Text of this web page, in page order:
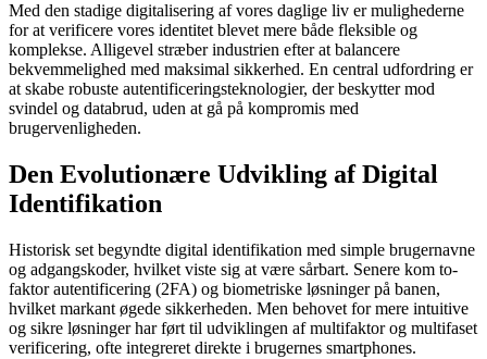
Med den stadige digitalisering af vores daglige liv er mulighederne
for at verificere vores identitet blevet mere både fleksible og
komplekse. Alligevel stræber industrien efter at balancere
bekvemmelighed med maksimal sikkerhed. En central udfordring er
at skabe robuste autentificeringsteknologier, der beskytter mod
svindel og databrud, uden at gå på kompromis med
brugervenligheden.
Den Evolutionære Udvikling af Digital
Identifikation
Historisk set begyndte digital identifikation med simple brugernavne
og adgangskoder, hvilket viste sig at være sårbart. Senere kom to-
faktor autentificering (2FA) og biometriske løsninger på banen,
hvilket markant øgede sikkerheden. Men behovet for mere intuitive
og sikre løsninger har ført til udviklingen af multifaktor og multifaset
verificering, ofte integreret direkte i brugernes smartphones.